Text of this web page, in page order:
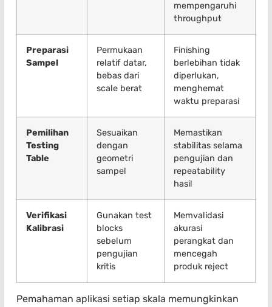
mempengaruhi
throughput
Preparasi
Sampel
Permukaan
relatif datar,
bebas dari
scale berat
Finishing
berlebihan tidak
diperlukan,
menghemat
waktu preparasi
Pemilihan
Testing
Table
Sesuaikan
dengan
geometri
sampel
Memastikan
stabilitas selama
pengujian dan
repeatability
hasil
Verifikasi
Kalibrasi
Gunakan test
blocks
sebelum
pengujian
kritis
Memvalidasi
akurasi
perangkat dan
mencegah
produk reject
Pemahaman aplikasi setiap skala memungkinkan